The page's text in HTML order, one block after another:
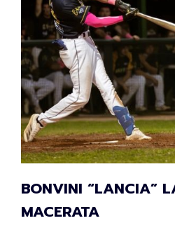
BONVINI “LANCIA”
MACERATA